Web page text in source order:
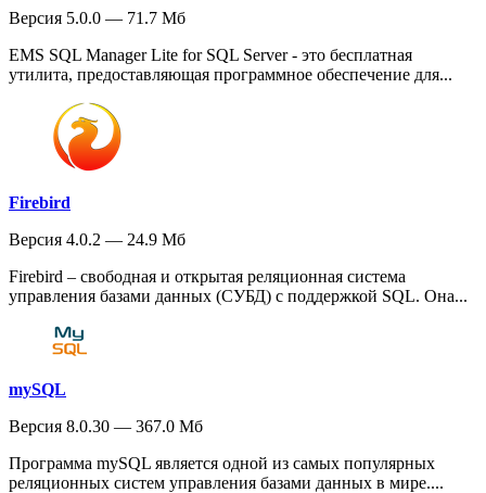
Версия 5.0.0 — 71.7 Мб
EMS SQL Manager Lite for SQL Server - это бесплатная
утилита, предоставляющая программное обеспечение для...
Firebird
Версия 4.0.2 — 24.9 Мб
Firebird – свободная и открытая реляционная система
управления базами данных (СУБД) с поддержкой SQL. Она...
mySQL
Версия 8.0.30 — 367.0 Мб
Программа mySQL является одной из самых популярных
реляционных систем управления базами данных в мире....